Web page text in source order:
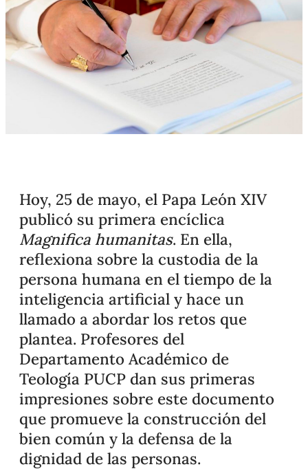
Hoy, 25 de mayo, el Papa León XIV
publicó su primera encíclica
Magnifica humanitas. En ella,
reflexiona sobre la custodia de la
persona humana en el tiempo de la
inteligencia artificial y hace un
llamado a abordar los retos que
plantea. Profesores del
Departamento Académico de
Teología PUCP dan sus primeras
impresiones sobre este documento
que promueve la construcción del
bien común y la defensa de la
dignidad de las personas.